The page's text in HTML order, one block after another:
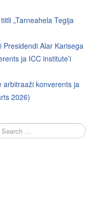
„Tarneahela Tegija
Presidendi Alar Karisega
ja ICC institute’i
arbitraaži konverents ja
2026)